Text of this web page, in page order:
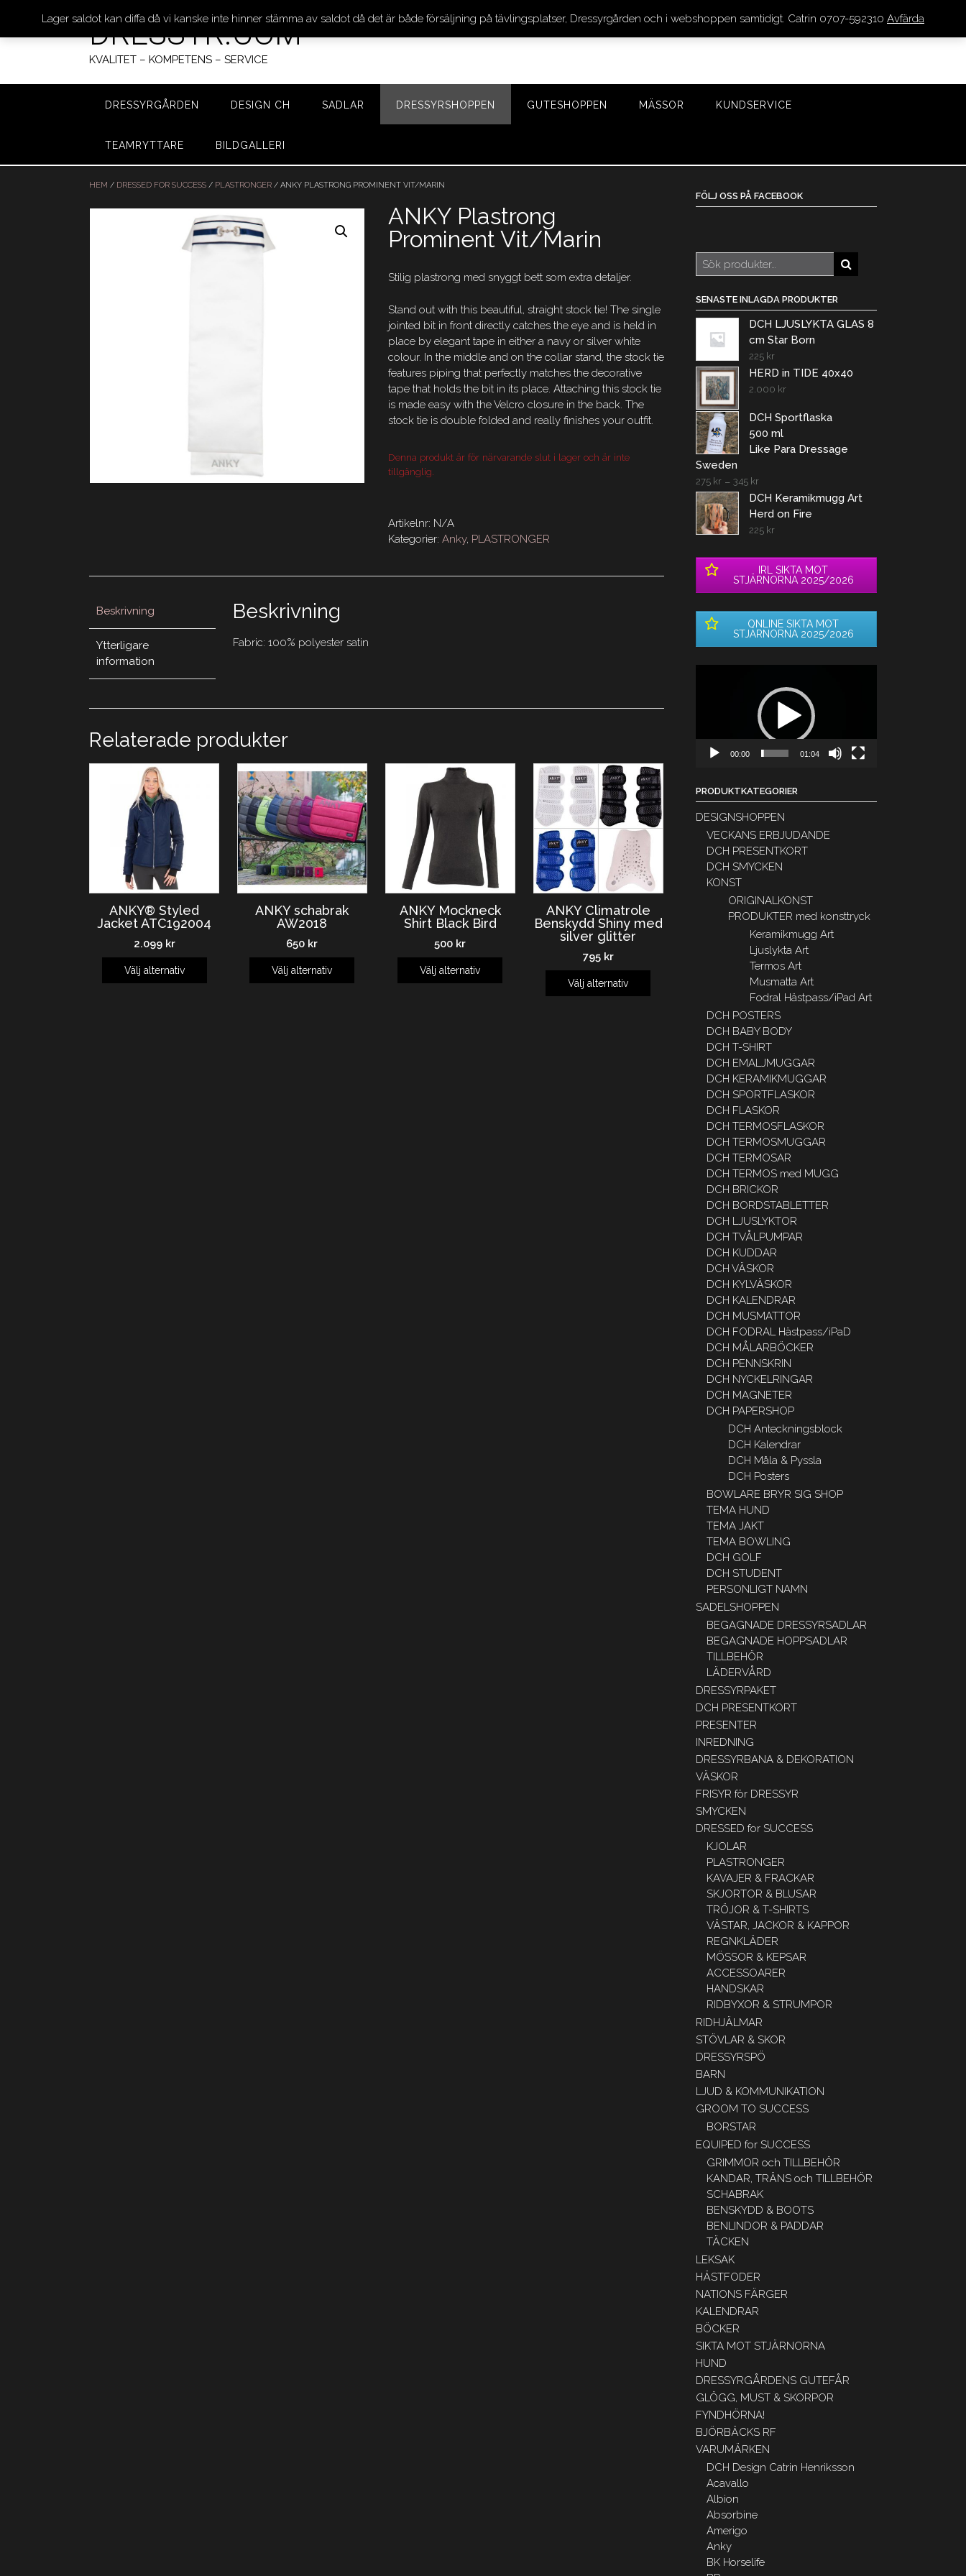
Hoppa
DRESSYR.COM
KVALITET – KOMPETENS – SERVICE
DRESSYRGÅRDEN DESIGN CH SADLAR DRESSYRSHOPPEN GUTESHOPPEN MÄSSOR KUNDSERVICE
TEAMRYTTARE BILDGALLERI
HEM / DRESSED FOR SUCCESS / PLASTRONGER / ANKY PLASTRONG PROMINENT VIT/MARIN
ANKY Plastrong
Prominent Vit/Marin
Stilig plastrong med snyggt bett som extra detaljer.
Stand out with this beautiful, straight stock tie! The single
jointed bit in front directly catches the eye and is held in
place by elegant tape in either a navy or silver white
colour. In the middle and on the collar stand, the stock tie
features piping that perfectly matches the decorative
tape that holds the bit in its place. Attaching this stock tie
is made easy with the Velcro closure in the back. The
stock tie is double folded and really finishes your outfit.
Denna produkt är för närvarande slut i lager och är inte
tillgänglig.
Artikelnr: N/A
Kategorier:Anky, PLASTRONGER
Beskrivning
Ytterligare
information
Beskrivning
Fabric: 100% polyester satin
Relaterade produkter
ANKY® Styled
Jacket ATC192004
2.099 kr
Välj alternativ
ANKY schabrak
AW2018
650 kr
Välj alternativ
ANKY Mockneck
Shirt Black Bird
500 kr
Välj alternativ
ANKY Climatrole
Benskydd Shiny med
silver glitter
795 kr
Välj alternativ
FÖLJ OSS PÅ FACEBOOK
Sök
efter:
SENASTE INLAGDA PRODUKTER
DCH LJUSLYKTA GLAS 8
cm Star Born
225 kr
HERD in TIDE 40x40
2.000 kr
DCH Sportflaska
500 ml
Like Para Dressage
Sweden
275 kr– 345 kr
DCH Keramikmugg Art
Herd on Fire
225 kr
IRL SIKTA MOT
STJÄRNORNA 2025/2026
ONLINE SIKTA MOT
STJÄRNORNA 2025/2026
00:00 01:04
PRODUKTKATEGORIER
DESIGNSHOPPEN
VECKANS ERBJUDANDE
DCH PRESENTKORT
DCH SMYCKEN
KONST
ORIGINALKONST
PRODUKTER med konsttryck
Keramikmugg Art
Ljuslykta Art
Termos Art
Musmatta Art
Fodral Hästpass/iPad Art
DCH POSTERS
DCH BABY BODY
DCH T-SHIRT
DCH EMALJMUGGAR
DCH KERAMIKMUGGAR
DCH SPORTFLASKOR
DCH FLASKOR
DCH TERMOSFLASKOR
DCH TERMOSMUGGAR
DCH TERMOSAR
DCH TERMOS med MUGG
DCH BRICKOR
DCH BORDSTABLETTER
DCH LJUSLYKTOR
DCH TVÅLPUMPAR
DCH KUDDAR
DCH VÄSKOR
DCH KYLVÄSKOR
DCH KALENDRAR
DCH MUSMATTOR
DCH FODRAL Hästpass/iPaD
DCH MÅLARBÖCKER
DCH PENNSKRIN
DCH NYCKELRINGAR
DCH MAGNETER
DCH PAPERSHOP
DCH Anteckningsblock
DCH Kalendrar
DCH Måla & Pyssla
DCH Posters
BOWLARE BRYR SIG SHOP
TEMA HUND
TEMA JAKT
TEMA BOWLING
DCH GOLF
DCH STUDENT
PERSONLIGT NAMN
SADELSHOPPEN
BEGAGNADE DRESSYRSADLAR
BEGAGNADE HOPPSADLAR
TILLBEHÖR
LÄDERVÅRD
DRESSYRPAKET
DCH PRESENTKORT
PRESENTER
INREDNING
DRESSYRBANA & DEKORATION
VÄSKOR
FRISYR för DRESSYR
SMYCKEN
DRESSED for SUCCESS
KJOLAR
PLASTRONGER
KAVAJER & FRACKAR
SKJORTOR & BLUSAR
TRÖJOR & T-SHIRTS
VÄSTAR, JACKOR & KAPPOR
REGNKLÄDER
MÖSSOR & KEPSAR
ACCESSOARER
HANDSKAR
RIDBYXOR & STRUMPOR
RIDHJÄLMAR
STÖVLAR & SKOR
DRESSYRSPÖ
BARN
LJUD & KOMMUNIKATION
GROOM TO SUCCESS
BORSTAR
EQUIPED for SUCCESS
GRIMMOR och TILLBEHÖR
KANDAR, TRÄNS och TILLBEHÖR
SCHABRAK
BENSKYDD & BOOTS
BENLINDOR & PADDAR
TÄCKEN
LEKSAK
HÄSTFODER
NATIONS FÄRGER
KALENDRAR
BÖCKER
SIKTA MOT STJÄRNORNA
HUND
DRESSYRGÅRDENS GUTEFÅR
GLÖGG, MUST & SKORPOR
FYNDHÖRNA!
BJÖRBÄCKS RF
VARUMÄRKEN
DCH Design Catrin Henriksson
Acavallo
Albion
Absorbine
Amerigo
Anky
BK Horselife
Lager saldot kan diffa då vi kanske inte hinner stämma av saldot då det är både försäljning på tävlingsplatser, Dressyrgården och i webshoppen samtidigt. Catrin 0707-592310 Avfärda